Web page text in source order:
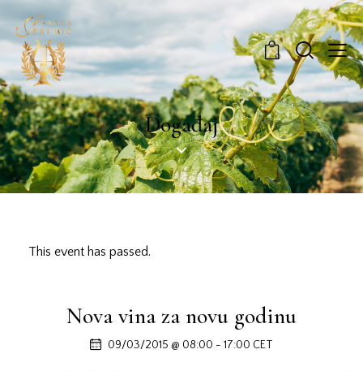
0
Događaj
This event has passed.
Nova vina za novu godinu
09/03/2015 @ 08:00 - 17:00 CET